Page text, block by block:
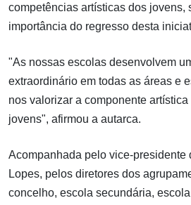
competências artísticas dos jovens,
importância do regresso desta
"As nossas escolas desenvolvem
extraordinário em todas as áreas e
nos valorizar a componente
jovens", afirmou a autarca.
Acompanhada pelo vice-presidente
Lopes, pelos diretores dos
concelho, escola secundária,